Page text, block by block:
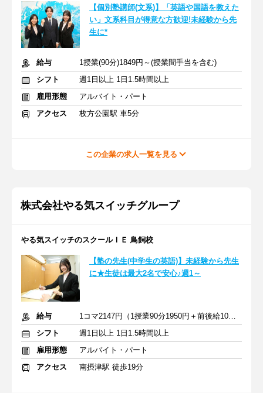
【個別塾講師(文系)】「英語や国語を教えた
い」文系科目が得意な方歓迎!未経験から先
生に*
給与
1授業(90分)1849円～(授業間手当を含む)
シフト
週1日以上 1日1.5時間以上
雇用形態
アルバイト・パート
アクセス
枚方公園駅 車5分
この企業の求人一覧を見る
株式会社やる気スイッチグループ
やる気スイッチのスクールＩＥ 鳥飼校
【塾の先生(中学生の英語)】未経験から先生
に★生徒は最大2名で安心♪週1～
給与
1コマ2147円（1授業90分1950円＋前後給10分197円）
シフト
週1日以上 1日1.5時間以上
雇用形態
アルバイト・パート
アクセス
南摂津駅 徒歩19分